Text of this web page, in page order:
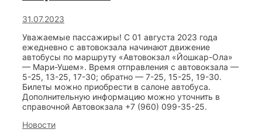
31.07.2023
Уважаемые пассажиры! С 01 августа 2023 года
ежедневно с автовокзала начинают движение
автобусы по маршруту «Автовокзал «Йошкар-Ола»
— Мари-Ушем». Время отправления с автовокзала —
5-25, 13-25, 17-30; обратно — 7-25, 15-25, 19-30.
Билеты можно приобрести в салоне автобуса.
Дополнительную информацию можно уточнить в
справочной Автовокзала +7 (960) 099-35-25.
Categories
Новости